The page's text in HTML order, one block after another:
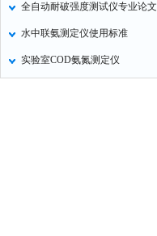
全自动耐破强度测试仪专业论文
水中联氨测定仪使用标准
实验室COD氨氮测定仪